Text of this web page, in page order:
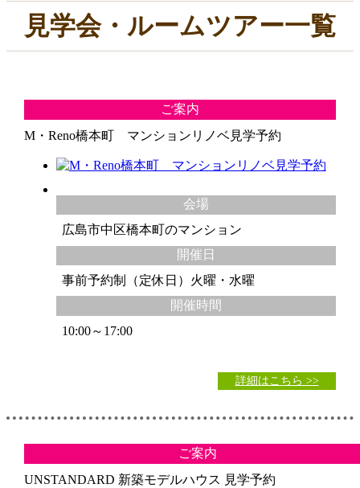
見学会・ルームツアー一覧
ご案内
M・Reno橋本町 マンションリノベ見学予約
会場
広島市中区橋本町のマンション
開催日
事前予約制（定休日）火曜・水曜
開催時間
10:00～17:00
詳細はこちら >>
ご案内
UNSTANDARD 新築モデルハウス 見学予約